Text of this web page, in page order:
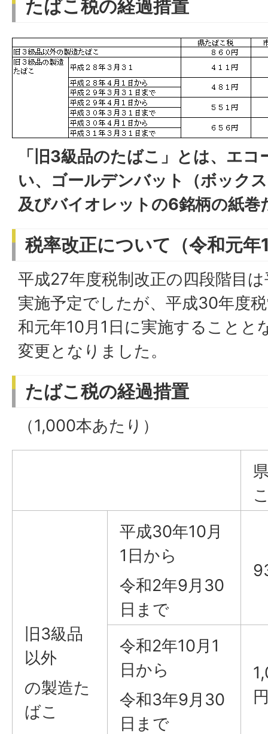
たばこ税の経過措置
「旧3級品のたばこ」とは、エ
い、ゴールデンバット（ボック
及びバイオレットの6銘柄の紙巻
税率改正について（令和元年
平成27年度税制改正の四段階目
実施予定でしたが、平成30年度
和元年10月1日に実施することと
変更となりました。
たばこ税の経過措置
（1,000本あたり）
旧3級品
以外
の製造た
ばこ
平成30年10月
1日から
令和2年9月30
日まで
令和2年10月1
日から
令和3年9月30
日まで